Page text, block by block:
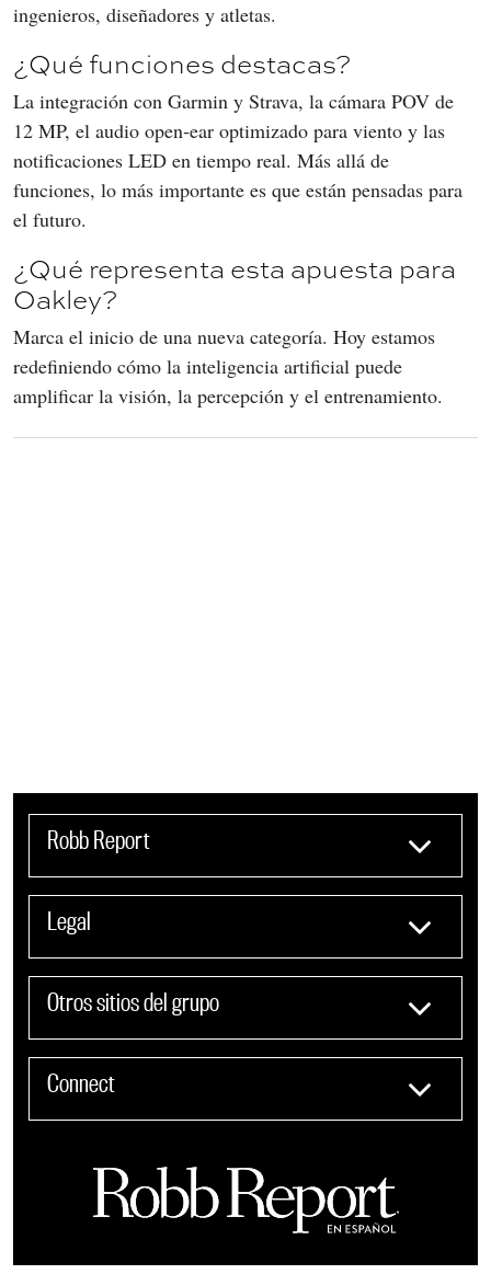
ingenieros, diseñadores y atletas.
¿Qué funciones destacas?
La integración con Garmin y Strava, la cámara POV de
12 MP, el audio open‑ear optimizado para viento y las
notificaciones LED en tiempo real. Más allá de
funciones, lo más importante es que están pensadas para
el futuro.
¿Qué representa esta apuesta para
Oakley?
Marca el inicio de una nueva categoría. Hoy estamos
redefiniendo cómo la inteligencia artificial puede
amplificar la visión, la percepción y el entrenamiento.
Robb Report
Legal
Otros sitios del grupo
Connect